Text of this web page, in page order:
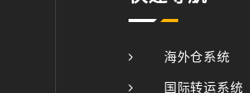
海外仓系统
国际转运系统